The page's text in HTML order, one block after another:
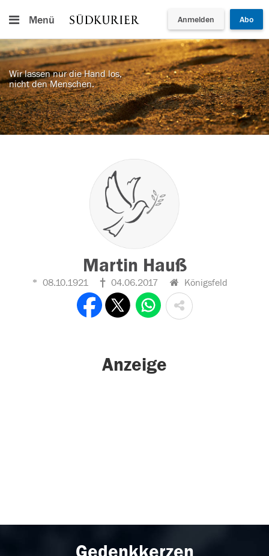
Menü Anmelden Abo
Wir lassen nur die Hand los,
nicht den Menschen.
Martin Hauß
08.10.1921 04.06.2017 Königsfeld
Anzeige